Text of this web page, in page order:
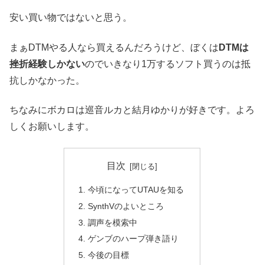
安い買い物ではないと思う。
まぁDTMやる人なら買えるんだろうけど、ぼくは DTMは
挫折経験しかないのでいきなり1万するソフト買うのは抵
抗しかなかった。
ちなみにボカロは巡音ルカと結月ゆかりが好きです。よろ
しくお願いします。
目次
今頃になってUTAUを知る
SynthVのよいところ
調声を模索中
ゲンブのハープ弾き語り
今後の目標